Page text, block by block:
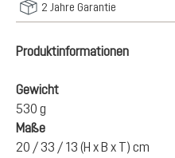
2 Jahre Garantie
Produktinformationen
Gewicht
530 g
Maße
20 / 33 / 13 (H x B x T) cm